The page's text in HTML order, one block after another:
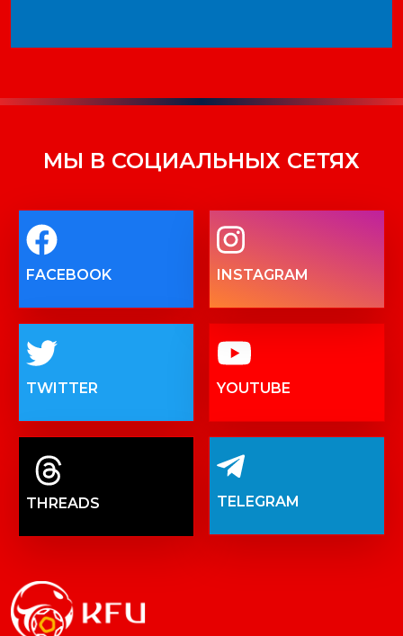
МЫ В СОЦИАЛЬНЫХ СЕТЯХ
FACEBOOK INSTAGRAM
TWITTER YOUTUBE
THREADS TELEGRAM